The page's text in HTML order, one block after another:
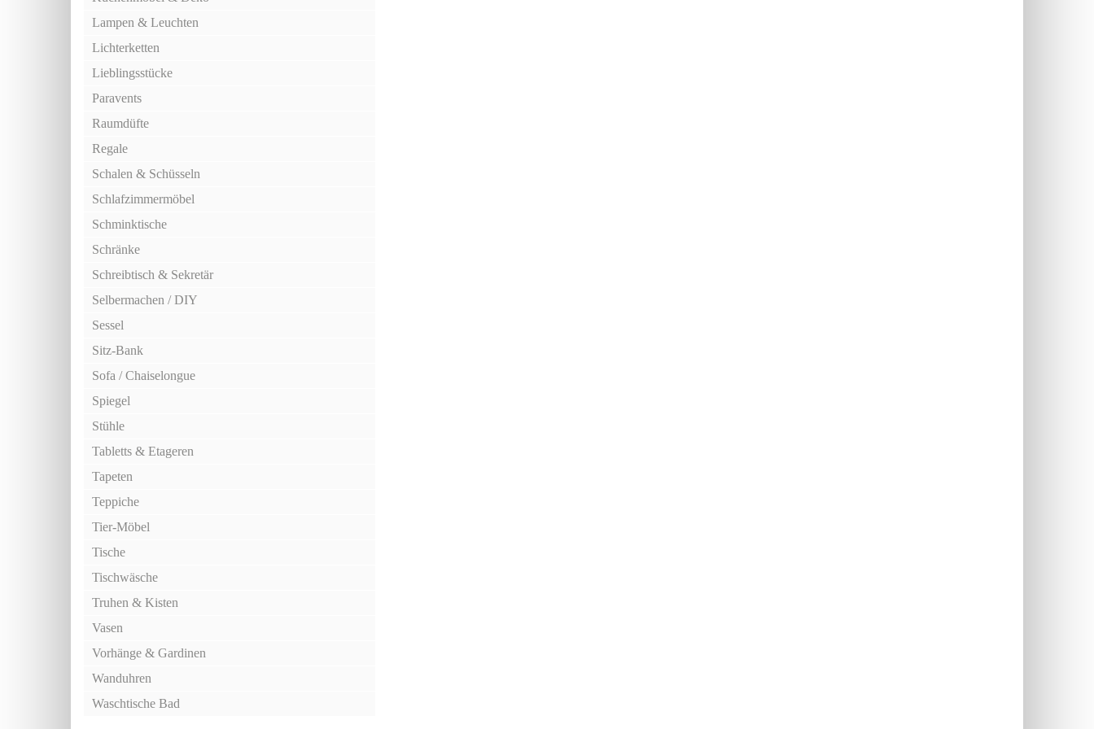
Lampen & Leuchten
Lichterketten
Lieblingsstücke
Paravents
Raumdüfte
Regale
Schalen & Schüsseln
Schlafzimmermöbel
Schminktische
Schränke
Schreibtisch & Sekretär
Selbermachen / DIY
Sessel
Sitz-Bank
Sofa / Chaiselongue
Spiegel
Stühle
Tabletts & Etageren
Tapeten
Teppiche
Tier-Möbel
Tische
Tischwäsche
Truhen & Kisten
Vasen
Vorhänge & Gardinen
Wanduhren
Waschtische Bad